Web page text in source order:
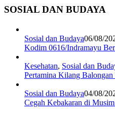
SOSIAL DAN BUDAYA
Sosial dan Budaya06/08/
Kodim 0616/Indramayu
Kesehatan, Sosial dan
Pertamina Kilang
Sosial dan Budaya04/08/
Cegah Kebakaran di